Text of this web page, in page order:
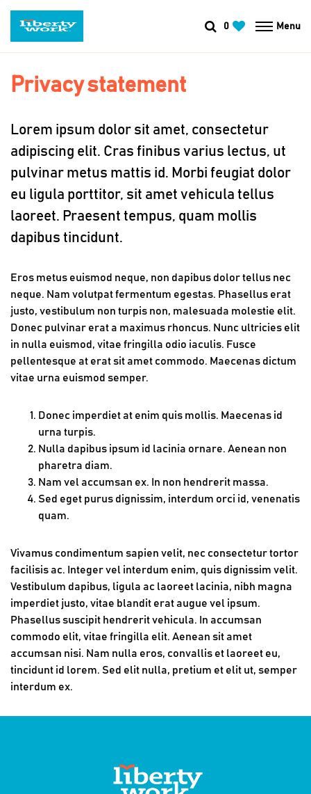
0 Menu
Privacy statement
Lorem ipsum dolor sit amet, consectetur
adipiscing elit. Cras finibus varius lectus, ut
pulvinar metus mattis id. Morbi feugiat dolor
eu ligula porttitor, sit amet vehicula tellus
laoreet. Praesent tempus, quam mollis
dapibus tincidunt.
Eros metus euismod neque, non dapibus dolor tellus nec
neque. Nam volutpat fermentum egestas. Phasellus erat
justo, vestibulum non turpis non, malesuada molestie elit.
Donec pulvinar erat a maximus rhoncus. Nunc ultricies elit
in nulla euismod, vitae fringilla odio iaculis. Fusce
pellentesque at erat sit amet commodo. Maecenas dictum
vitae urna euismod semper.
Donec imperdiet at enim quis mollis. Maecenas id
urna turpis.
Nulla dapibus ipsum id lacinia ornare. Aenean non
pharetra diam.
Nam vel accumsan ex. In non hendrerit massa.
Sed eget purus dignissim, interdum orci id, venenatis
quam.
Vivamus condimentum sapien velit, nec consectetur tortor
facilisis ac. Integer vel interdum enim, quis dignissim velit.
Vestibulum dapibus, ligula ac laoreet lacinia, nibh magna
imperdiet justo, vitae blandit erat augue vel ipsum.
Phasellus suscipit hendrerit vehicula. In accumsan
commodo elit, vitae fringilla elit. Aenean sit amet
accumsan nisi. Nam nulla eros, convallis et laoreet eu,
tincidunt id lorem. Sed elit nulla, pretium et elit ut, semper
interdum ex.